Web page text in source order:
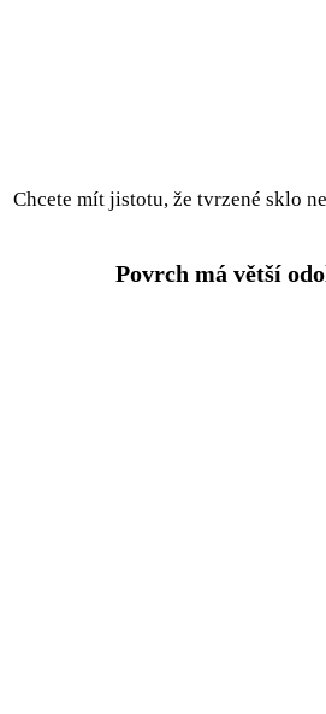
Chcete mít jistotu, že tvrzené sklo
Povrch má větší